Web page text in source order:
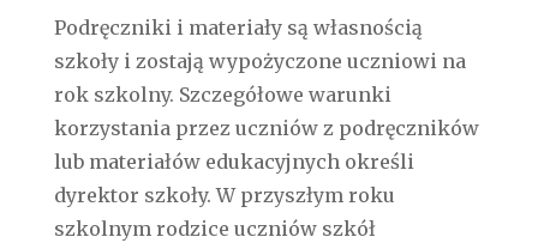
Podręczniki i materiały są własnością
szkoły i zostają wypożyczone uczniowi na
rok szkolny. Szczegółowe warunki
korzystania przez uczniów z podręczników
lub materiałów edukacyjnych określi
dyrektor szkoły. W przyszłym roku
szkolnym rodzice uczniów szkół